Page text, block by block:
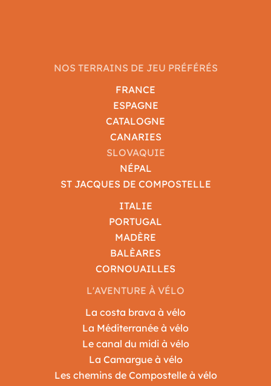
NOS TERRAINS DE JEU PRÉFÉRÉS
FRANCE
ESPAGNE
CATALOGNE
CANARIES
SLOVAQUIE
NÉPAL
ST JACQUES DE COMPOSTELLE
ITALIE
PORTUGAL
MADÈRE
BALÈARES
CORNOUAILLES
L'AVENTURE À VÉLO
La costa brava à vélo
La Méditerranée à vélo
Le canal du midi à vélo
La Camargue à vélo
Les chemins de Compostelle à vélo